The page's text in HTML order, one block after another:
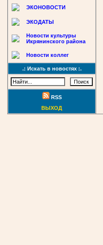
ЭКОНОВОСТИ
ЭКОДАТЫ
Новости культуры
Икрянинского района
Новости коллег
.: Искать в новостях :.
RSS
ВЫХОД